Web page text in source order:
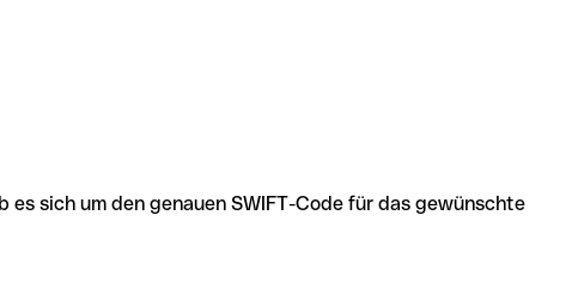
sich um den genauen SWIFT-Code für das gewünschte